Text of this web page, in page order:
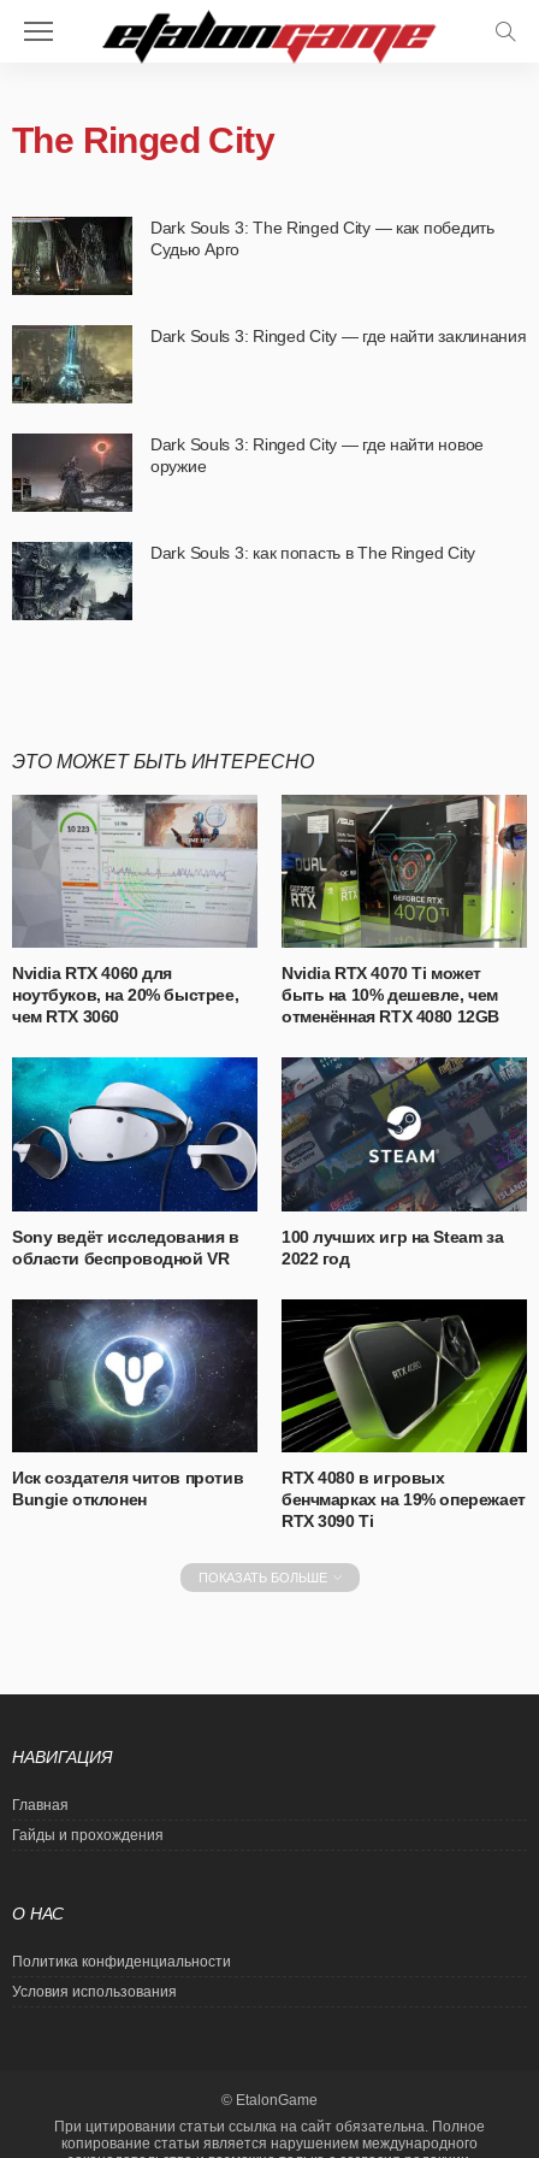
The Ringed City
Dark Souls 3: The Ringed City — как победить
Судью Арго
Dark Souls 3: Ringed City — где найти заклинания
Dark Souls 3: Ringed City — где найти новое
оружие
Dark Souls 3: как попасть в The Ringed City
ЭТО МОЖЕТ БЫТЬ ИНТЕРЕСНО
Nvidia RTX 4060 для
ноутбуков, на 20% быстрее,
чем RTX 3060
Nvidia RTX 4070 Ti может
быть на 10% дешевле, чем
отменённая RTX 4080 12GB
Sony ведёт исследования в
области беспроводной VR
100 лучших игр на Steam за
2022 год
Иск создателя читов против
Bungie отклонен
RTX 4080 в игровых
бенчмарках на 19% опережает
RTX 3090 Ti
ПОКАЗАТЬ БОЛЬШЕ
НАВИГАЦИЯ
Главная
Гайды и прохождения
О НАС
Политика конфиденциальности
Условия использования
© EtalonGame
При цитировании статьи ссылка на сайт обязательна. Полное
копирование статьи является нарушением международного